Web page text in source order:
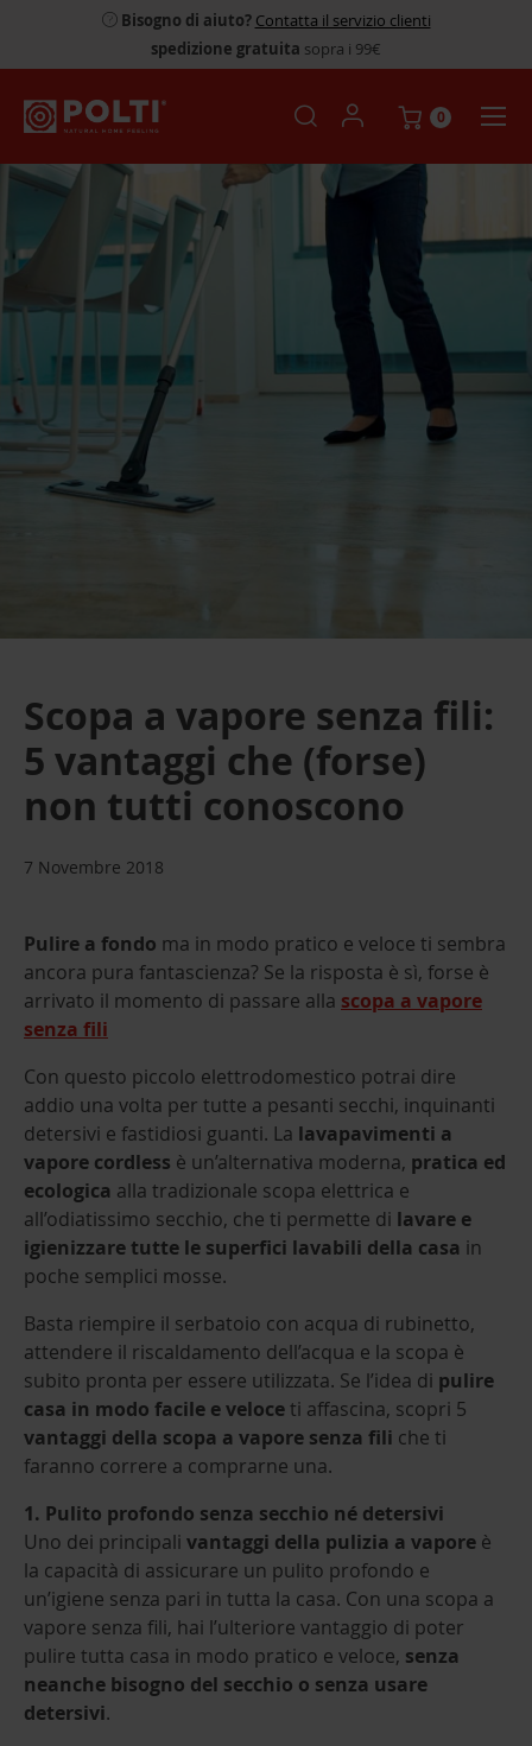
Bisogno di aiuto? Contatta il servizio clienti
spedizione gratuita sopra i 99€
0
Scopa a vapore senza fili:
5 vantaggi che (forse)
non tutti conoscono
7 Novembre 2018
Pulire a fondo ma in modo pratico e veloce ti sembra
ancora pura fantascienza? Se la risposta è sì, forse è
arrivato il momento di passare alla scopa a vapore
senza fili
Con questo piccolo elettrodomestico potrai dire
addio una volta per tutte a pesanti secchi, inquinanti
detersivi e fastidiosi guanti. La lavapavimenti a
vapore cordless è un’alternativa moderna, pratica ed
ecologica alla tradizionale scopa elettrica e
all’odiatissimo secchio, che ti permette di lavare e
igienizzare tutte le superfici lavabili della casa in
poche semplici mosse.
Basta riempire il serbatoio con acqua di rubinetto,
attendere il riscaldamento dell’acqua e la scopa è
subito pronta per essere utilizzata. Se l’idea di pulire
casa in modo facile e veloceti affascina, scopri 5
vantaggi della scopa a vapore senza fili che ti
faranno correre a comprarne una.
1. Pulito profondo senza secchio né detersivi
Uno dei principali vantaggi della pulizia a vapore è
la capacità di assicurare un pulito profondo e
un’igiene senza pari in tutta la casa. Con una scopa a
vapore senza fili, hai l’ulteriore vantaggio di poter
pulire tutta casa in modo pratico e veloce, senza
neanche bisogno del secchio o senza usare
detersivi.